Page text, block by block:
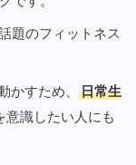
題のフィットネス
すため、
日常生
意識したい人にも